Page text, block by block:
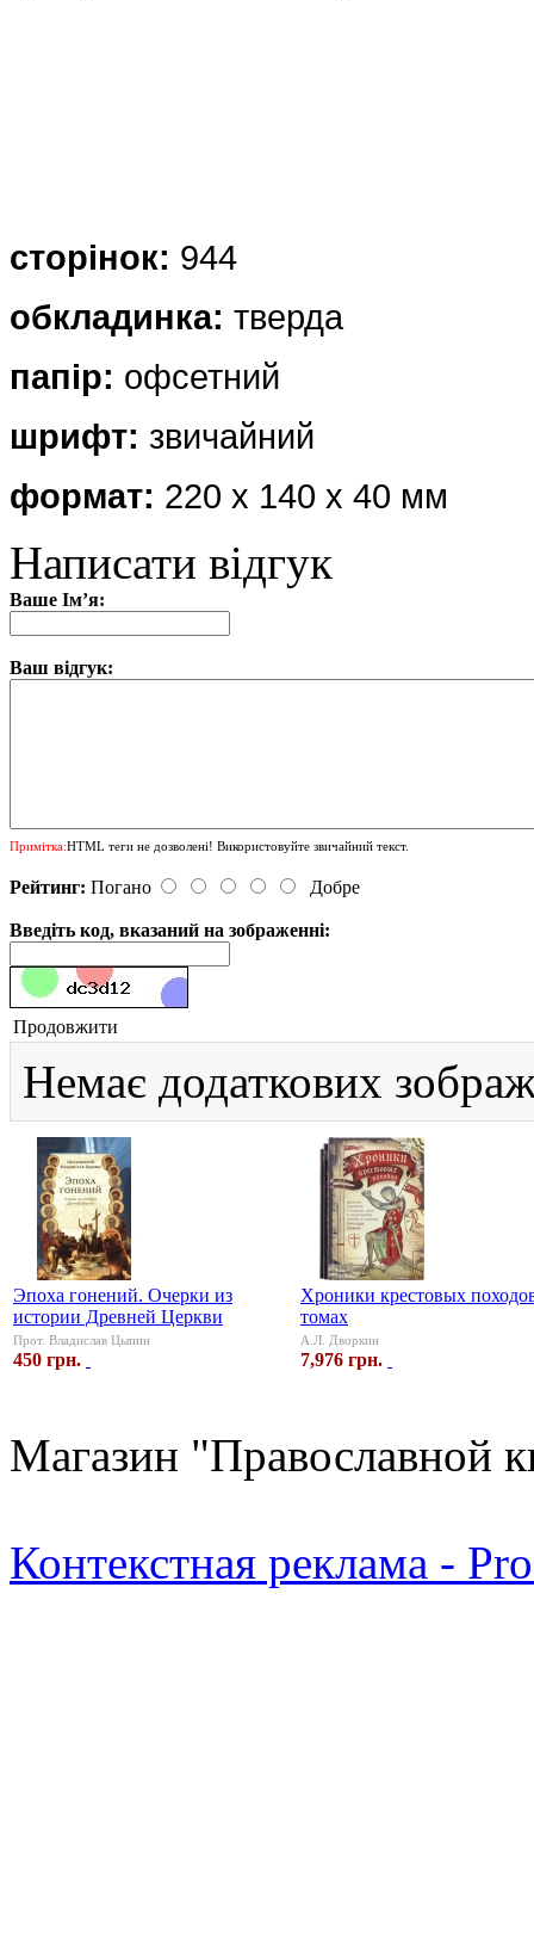
сторінок: 944
обкладинка: тверда
папір: офсетний
шрифт: звичайний
формат: 220 х 140 х 40 мм
Написати відгук
Ваше Ім’я:
Ваш відгук:
Примітка:HTML теги не дозволені! Використовуйте звичайний текст.
Рейтинг: Погано Добре
Введіть код, вказаний на зображенні:
Продовжити
Немає додаткових
Эпоха гонений. Очерки из
истории Древней Церкви
Прот. Владислав Цыпин
450 грн.
Хроники крестовых
томах
А.Л. Дворкин
7,976 грн.
Магазин "Православной
Контекстная реклама -